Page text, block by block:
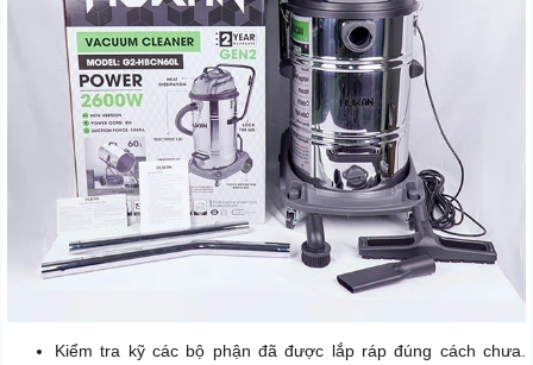
Kiểm tra kỹ các bộ phận đã được lắp ráp đúng cách chưa.